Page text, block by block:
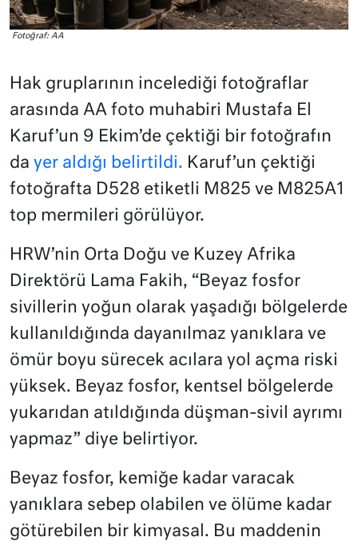
Fotoğraf: AA
Hak gruplarının incelediği fotoğraflar
arasında AA foto muhabiri Mustafa El
Karuf’un 9 Ekim’de çektiği bir fotoğrafın
da yer aldığı belirtildi. Karuf’un çektiği
fotoğrafta D528 etiketli M825 ve M825A1
top mermileri görülüyor.
HRW’nin Orta Doğu ve Kuzey Afrika
Direktörü Lama Fakih, “Beyaz fosfor
sivillerin yoğun olarak yaşadığı bölgelerde
kullanıldığında dayanılmaz yanıklara ve
ömür boyu sürecek acılara yol açma riski
yüksek. Beyaz fosfor, kentsel bölgelerde
yukarıdan atıldığında düşman-sivil ayrımı
yapmaz” diye belirtiyor.
Beyaz fosfor, kemiğe kadar varacak
yanıklara sebep olabilen ve ölüme kadar
götürebilen bir kimyasal. Bu maddenin